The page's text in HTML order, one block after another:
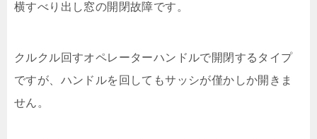
横すべり出し窓の開閉故障です。
クルクル回すオペレーターハンドルで開閉するタイプ
ですが、ハンドルを回してもサッシが僅かしか開きま
せん。